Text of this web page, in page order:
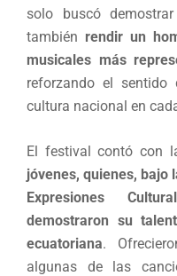
solo buscó
también rendir un
musicales más
reforzando el
cultura nacional en
El festival contó con
jóvenes, quienes, bajo
Expresiones
demostraron su
ecuatoriana.
algunas de las